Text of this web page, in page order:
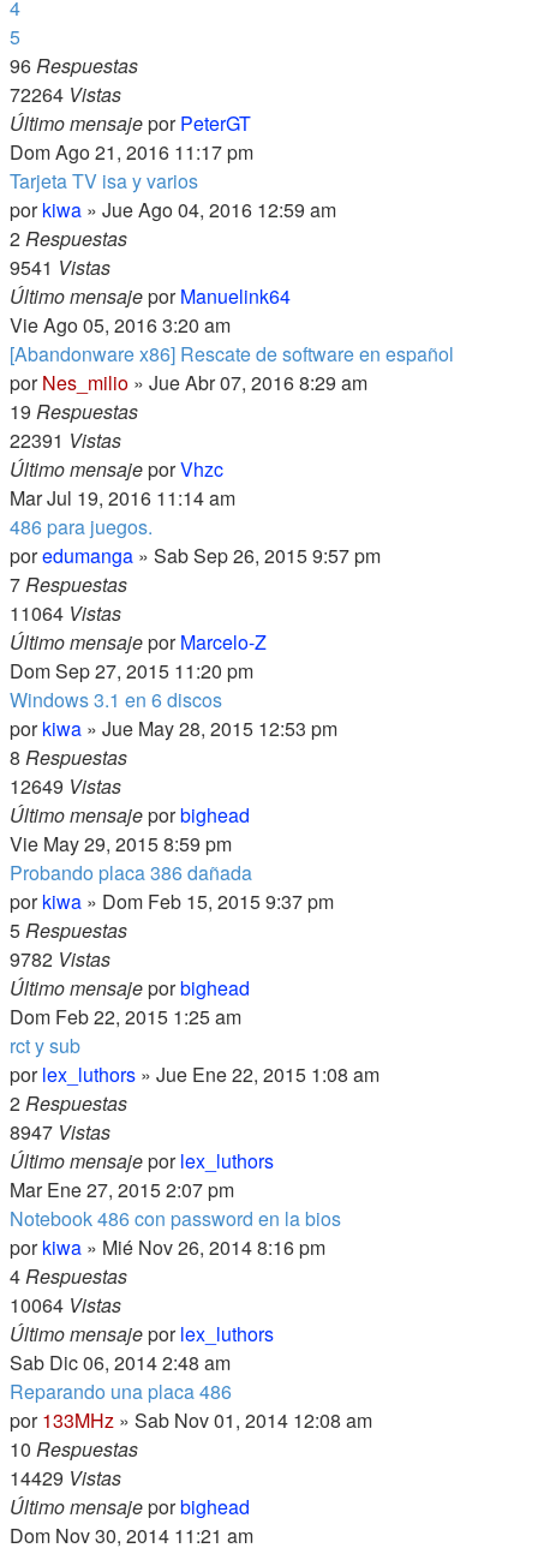
4
5
96Respuestas
72264 Vistas
Último mensajeporPeterGT
Dom Ago 21, 2016 11:17 pm
Tarjeta TV isa y varios
porkiwa » Jue Ago 04, 2016 12:59 am
2Respuestas
9541 Vistas
Último mensajeporManuelink64
Vie Ago 05, 2016 3:20 am
[Abandonware x86] Rescate de software en español
porNes_milio » Jue Abr 07, 2016 8:29 am
19 Respuestas
22391 Vistas
Último mensajeporVhzc
Mar Jul 19, 2016 11:14 am
486 para juegos.
poredumanga » Sab Sep 26, 2015 9:57 pm
7Respuestas
11064 Vistas
Último mensajeporMarcelo-Z
Dom Sep 27, 2015 11:20 pm
Windows 3.1 en 6 discos
porkiwa » Jue May 28, 2015 12:53 pm
8 Respuestas
12649 Vistas
Último mensajeporbighead
Vie May 29, 2015 8:59 pm
Probando placa 386 dañada
porkiwa » Dom Feb 15, 2015 9:37 pm
5Respuestas
9782 Vistas
Último mensajeporbighead
Dom Feb 22, 2015 1:25 am
rct y sub
porlex_luthors » Jue Ene 22, 2015 1:08 am
2Respuestas
8947 Vistas
Último mensajeporlex_luthors
Mar Ene 27, 2015 2:07 pm
Notebook 486 con password en la bios
porkiwa » Mié Nov 26, 2014 8:16 pm
4Respuestas
10064 Vistas
Último mensajeporlex_luthors
Sab Dic 06, 2014 2:48 am
Reparando una placa 486
por133MHz » Sab Nov 01, 2014 12:08 am
10 Respuestas
14429 Vistas
Último mensajeporbighead
Dom Nov 30, 2014 11:21 am